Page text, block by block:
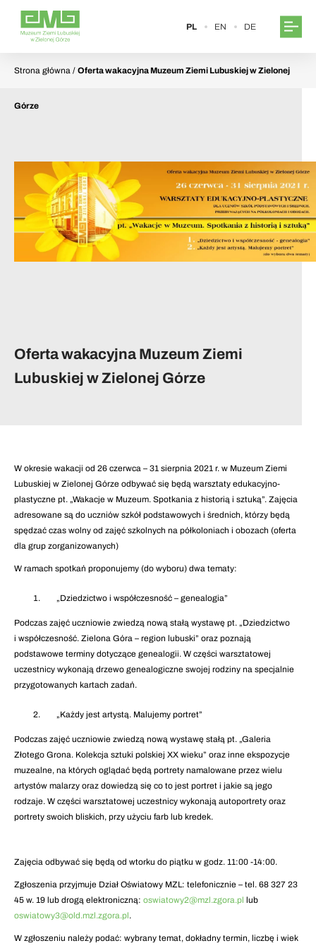
PL EN DE
Strona główna / Oferta wakacyjna Muzeum Ziemi Lubuskiej w Zielonej
Górze
Oferta wakacyjna Muzeum Ziemi
Lubuskiej w Zielonej Górze
W okresie wakacji od 26 czerwca – 31 sierpnia 2021 r. w Muzeum Ziemi
Lubuskiej w Zielonej Górze odbywać się będą warsztaty edukacyjno-
plastyczne pt. „Wakacje w Muzeum. Spotkania z historią i sztuką”. Zajęcia
adresowane są do uczniów szkół podstawowych i średnich, którzy będą
spędzać czas wolny od zajęć szkolnych na półkoloniach i obozach (oferta
dla grup zorganizowanych)
W ramach spotkań proponujemy (do wyboru) dwa tematy:
„Dziedzictwo i współczesność – genealogia”
Podczas zajęć uczniowie zwiedzą nową stałą wystawę pt. „Dziedzictwo
i współczesność. Zielona Góra – region lubuski” oraz poznają
podstawowe terminy dotyczące genealogii. W części warsztatowej
uczestnicy wykonają drzewo genealogiczne swojej rodziny na specjalnie
przygotowanych kartach zadań.
„Każdy jest artystą. Malujemy portret”
Podczas zajęć uczniowie zwiedzą nową wystawę stałą pt. „Galeria
Złotego Grona. Kolekcja sztuki polskiej XX wieku” oraz inne ekspozycje
muzealne, na których oglądać będą portrety namalowane przez wielu
artystów malarzy oraz dowiedzą się co to jest portret i jakie są jego
rodzaje. W części warsztatowej uczestnicy wykonają autoportrety oraz
portrety swoich bliskich, przy użyciu farb lub kredek.
Zajęcia odbywać się będą od wtorku do piątku w godz. 11:00 -14:00.
Zgłoszenia przyjmuje Dział Oświatowy MZL: telefonicznie – tel. 68 327 23
45 w. 19 lub drogą elektroniczną: oswiatowy2@mzl.zgora.pl lub
oswiatowy3@old.mzl.zgora.pl.
W zgłoszeniu należy podać: wybrany temat, dokładny termin, liczbę i wiek